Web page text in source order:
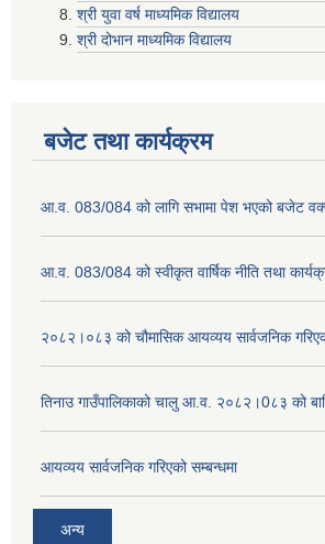
श्री युवा वर्ष माध्यमिक विद्यालय
श्री दोभान माध्यमिक विद्यालय
बजेट तथा कार्यक्रम
आ.व. 083/084 को लागि सभामा पेश भएको बजेट
आ.व. 083/084 को स्वीकृत वार्षिक नीति तथा
२०८२।०८३ को चौमासिक आयव्यय सार्वजनिक
तिनाउ गाउँपालिकाको चालु आ.व. २०८२।0८३ को
आयव्यय सार्वजनिक गरिएको सम्बन्धमा
अन्य